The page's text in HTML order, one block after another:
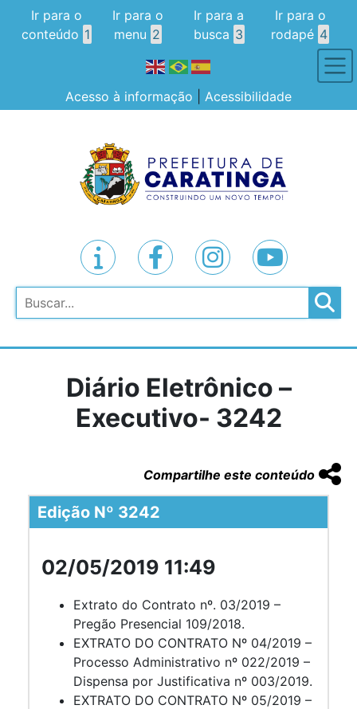
Ir para o
conteúdo 1
Ir para o
menu 2
Ir para a
busca 3
Ir para o
rodapé 4
Acesso à informação Acessibilidade
Pesquisar
Diário Eletrônico –
Executivo- 3242
Compartilhe este conteúdo
Edição Nº 3242
02/05/2019 11:49
Extrato do Contrato nº. 03/2019 –
Pregão Presencial 109/2018.
EXTRATO DO CONTRATO Nº 04/2019 –
Processo Administrativo nº 022/2019 –
Dispensa por Justificativa nº 003/2019.
EXTRATO DO CONTRATO Nº 05/2019 –